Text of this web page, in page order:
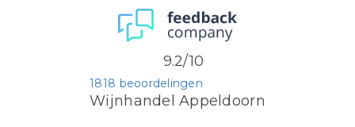
Wijnhandel Appeldoorn
1818 beoordelingen
9.2/10